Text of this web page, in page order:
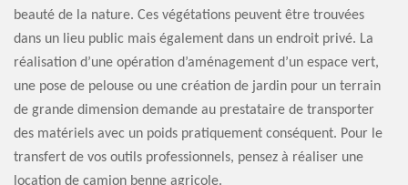
beauté de la nature. Ces végétations peuvent être trouvées
dans un lieu public mais également dans un endroit privé. La
réalisation d’une opération d’aménagement d’un espace vert,
une pose de pelouse ou une création de jardin pour un terrain
de grande dimension demande au prestataire de transporter
des matériels avec un poids pratiquement conséquent. Pour le
transfert de vos outils professionnels, pensez à réaliser une
location de camion benne agricole.